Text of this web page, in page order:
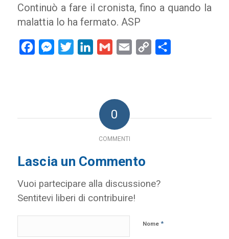
Continuò a fare il cronista, fino a quando la
malattia lo ha fermato. ASP
FacebookMessenger
Twitter LinkedInGmail Email
Copy
0
COMMENTI
Lascia un Commento
Vuoi partecipare alla discussione?
Sentitevi liberi di contribuire!
Nome *